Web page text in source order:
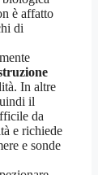
è affatto
di
In altre
il
da
e richiede
e sonde